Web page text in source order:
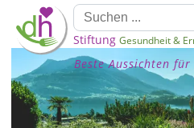
Stiftung Gesundheit &
Beste Aussichten